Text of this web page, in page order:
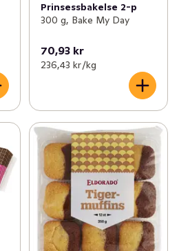
Prinsessbakelse 2-p
300 g, Bake My Day
70,93 kr
236,43 kr /kg